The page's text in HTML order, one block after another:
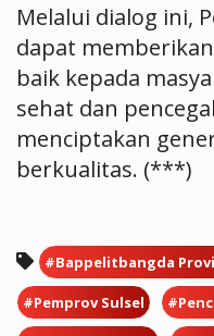
Melalui dialog ini,
dapat
baik kepada
sehat dan
menciptakan
berkualitas. (***)
#Bappelitbangda
#Pemprov Sulsel